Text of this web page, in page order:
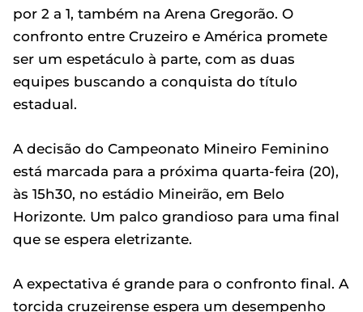
por 2 a 1, também na Arena Gregorão. O
confronto entre Cruzeiro e América promete
ser um espetáculo à parte, com as duas
equipes buscando a conquista do título
estadual.
A decisão do Campeonato Mineiro Feminino
está marcada para a próxima quarta-feira (20),
às 15h30, no estádio Mineirão, em Belo
Horizonte. Um palco grandioso para uma final
que se espera eletrizante.
A expectativa é grande para o confronto final. A
torcida cruzeirense espera um desempenho